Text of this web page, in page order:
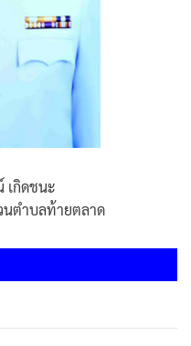
เกิดชนะ
นตำบลท้ายตลาด